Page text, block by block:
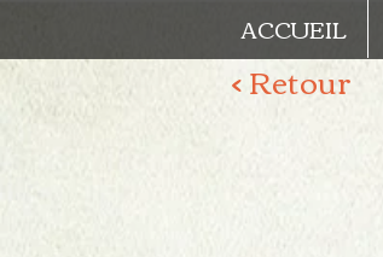
ACCUEIL
< Retour